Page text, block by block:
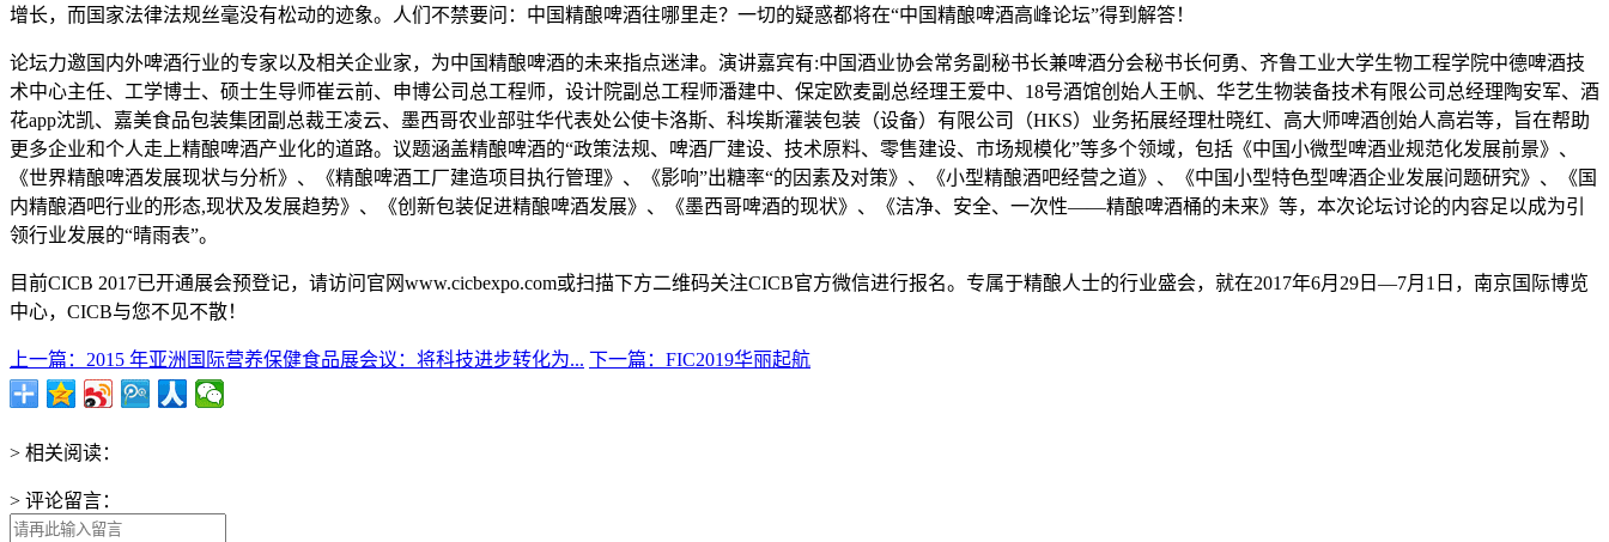
增长，而国家法律法规丝毫没有松动的迹象。人们不禁要问：中国精酿啤酒往哪里走？一切的疑惑都将在“中国精酿啤酒高峰论坛”得到解答！
论坛力邀国内外啤酒行业的专家以及相关企业家，为中国精酿啤酒的未来指点迷津。演讲嘉宾有:中国酒业协会常务副秘书长兼啤酒分会秘书长何勇、齐鲁工业大学生物工程学院中德啤酒技
术中心主任、工学博士、硕士生导师崔云前、申博公司总工程师，设计院副总工程师潘建中、保定欧麦副总经理王爱中、18号酒馆创始人王帆、华艺生物装备技术有限公司总经理陶安军、酒
花app沈凯、嘉美食品包装集团副总裁王凌云、墨西哥农业部驻华代表处公使卡洛斯、科埃斯灌装包装（设备）有限公司（HKS）业务拓展经理杜晓红、高大师啤酒创始人高岩等，旨在帮助
更多企业和个人走上精酿啤酒产业化的道路。议题涵盖精酿啤酒的“政策法规、啤酒厂建设、技术原料、零售建设、市场规模化”等多个领域，包括《中国小微型啤酒业规范化发展前景》、
《世界精酿啤酒发展现状与分析》、《精酿啤酒工厂建造项目执行管理》、《影响”出糖率“的因素及对策》、《小型精酿酒吧经营之道》、《中国小型特色型啤酒企业发展问题研究》、《国
内精酿酒吧行业的形态,现状及发展趋势》、《创新包装促进精酿啤酒发展》、《墨西哥啤酒的现状》、《洁净、安全、一次性——精酿啤酒桶的未来》等，本次论坛讨论的内容足以成为引
领行业发展的“晴雨表”。
目前CICB 2017已开通展会预登记，请访问官网www.cicbexpo.com或扫描下方二维码关注CICB官方微信进行报名。专属于精酿人士的行业盛会，就在2017年6月29日—7月1日，南京国际博览
中心，CICB与您不见不散！
上一篇：2015 年亚洲国际营养保健食品展会议：将科技进步转化为... 下一篇：FIC2019华丽起航
> 相关阅读：
> 评论留言：